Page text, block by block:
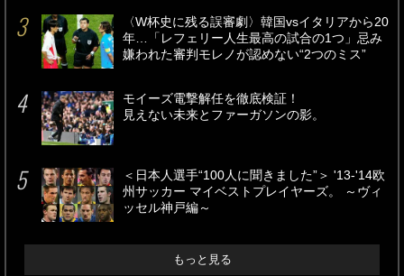
〈W杯史に残る誤審劇〉韓国vsイタリアから20
年…「レフェリー人生最高の試合の1つ」忌み
嫌われた審判モレノが認めない“2つのミス”
モイーズ電撃解任を徹底検証！
見えない未来とファーガソンの影。
＜日本人選手“100人に聞きました”＞ '13-'14欧
州サッカー マイベストプレイヤーズ。 ～ヴィ
ッセル神戸編～
もっと見る